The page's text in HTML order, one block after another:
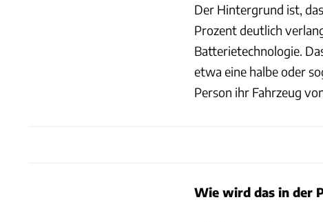
Der Hintergrund ist,
Prozent deutlich
Batterietechnologie.
etwa eine halbe oder
Person ihr Fahrzeug
Wie wird das in der